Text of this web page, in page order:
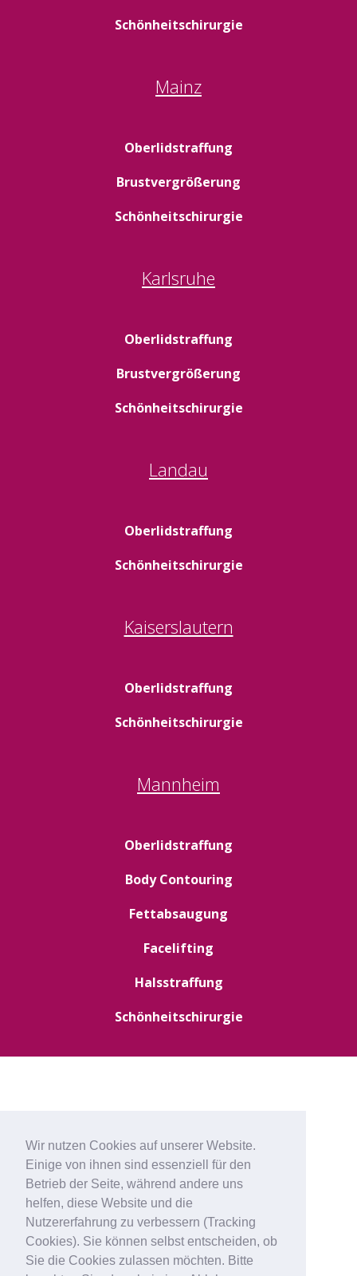
Wir nutzen Cookies auf unserer Website.
Einige von ihnen sind essenziell für den
Betrieb der Seite, während andere uns
helfen, diese Website und die
Nutzererfahrung zu verbessern (Tracking
Cookies). Sie können selbst entscheiden, ob
Sie die Cookies zulassen möchten. Bitte
Schönheitschirurgie
Mainz
Oberlidstraffung
Brustvergrößerung
Schönheitschirurgie
Karlsruhe
Oberlidstraffung
Brustvergrößerung
Schönheitschirurgie
Landau
Oberlidstraffung
Schönheitschirurgie
Kaiserslautern
Oberlidstraffung
Schönheitschirurgie
Mannheim
Oberlidstraffung
Body Contouring
Fettabsaugung
Facelifting
Halsstraffung
Schönheitschirurgie